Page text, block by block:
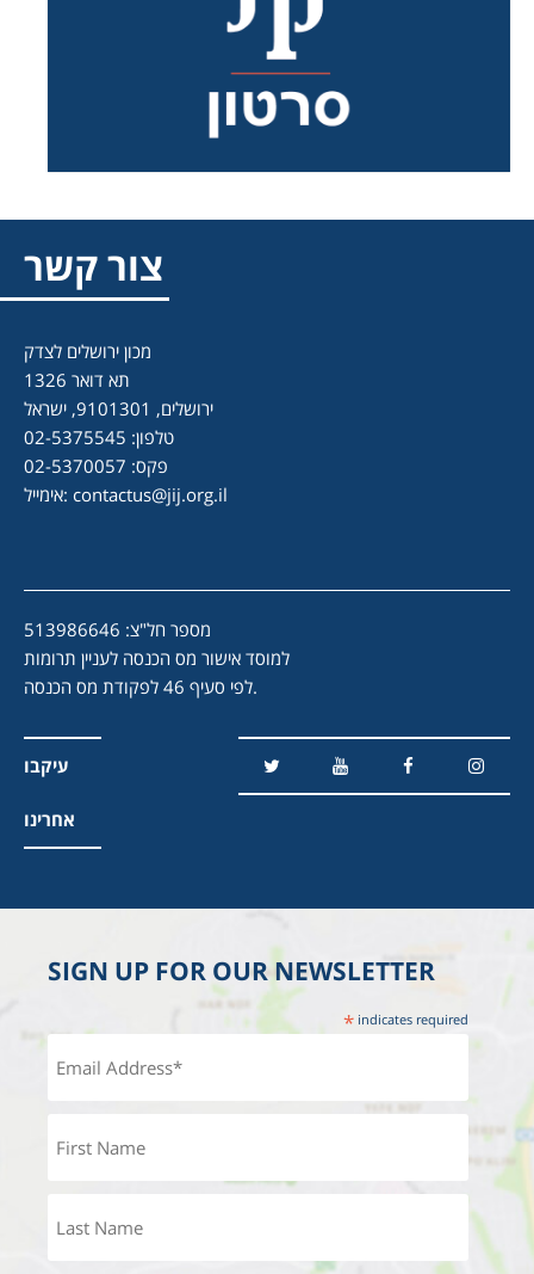
צור קשר
מכון ירושלים לצדק
תא דואר 1326
ירושלים, 9101301, ישראל
טלפון: 02-5375545
פקס: 02-5370057
אימייל: contactus@jij.org.il
מספר חל"צ: 513986646
למוסד אישור מס הכנסה לעניין תרומות
לפי סעיף 46 לפקודת מס הכנסה.
עיקבו
אחרינו
SIGN UP FOR OUR NEWSLETTER
* indicates required